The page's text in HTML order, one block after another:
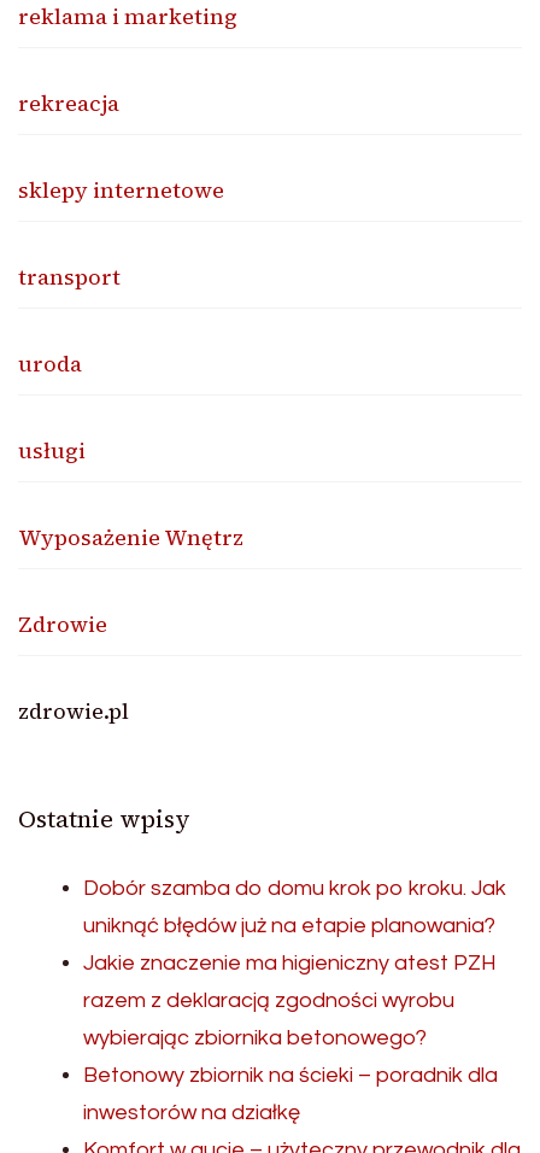
reklama i marketing
rekreacja
sklepy internetowe
transport
uroda
usługi
Wyposażenie Wnętrz
Zdrowie
zdrowie.pl
Ostatnie wpisy
Dobór szamba do domu krok po kroku. Jak
uniknąć błędów już na etapie planowania?
Jakie znaczenie ma higieniczny atest PZH
razem z deklaracją zgodności wyrobu
wybierając zbiornika betonowego?
Betonowy zbiornik na ścieki – poradnik dla
inwestorów na działkę